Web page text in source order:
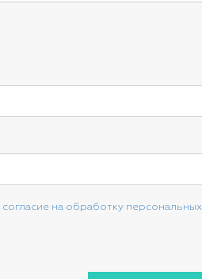
согласие на обработку персональных